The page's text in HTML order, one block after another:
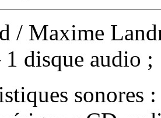
/ Maxime
disque audio ;
sonores